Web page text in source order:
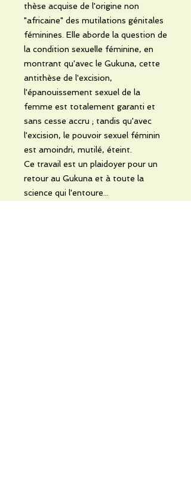
thèse acquise de l'origine non
"africaine" des mutilations génitales
féminines. Elle aborde la question de
la condition sexuelle féminine, en
montrant qu'avec le Gukuna, cette
antithèse de l'excision,
l'épanouissement sexuel de la
femme est totalement garanti et
sans cesse accru ; tandis qu'avec
l'excision, le pouvoir sexuel féminin
est amoindri, mutilé, éteint.
Ce travail est un plaidoyer pour un
retour au Gukuna et à toute la
science qui l'entoure...